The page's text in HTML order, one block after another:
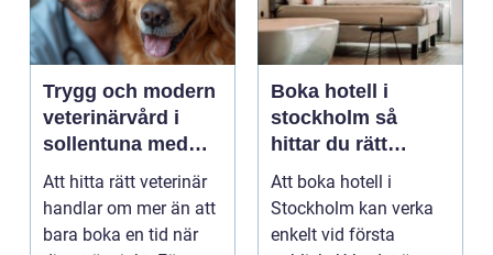
Trygg och modern
veterinärvård i
sollentuna med
omnejd
Att hitta rätt veterinär
handlar om mer än att
bara boka en tid när
Boka hotell i
stockholm så
hittar du rätt
boende för din
vistelse
Att boka hotell i
Stockholm kan verka
enkelt vid första